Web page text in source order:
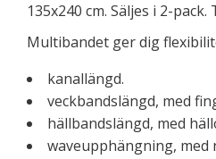
135x240 cm. Säljes i 2-
Multibandet ger dig
kanallängd.
veckbandslängd, med
hällbandslängd, med
waveupphängning,